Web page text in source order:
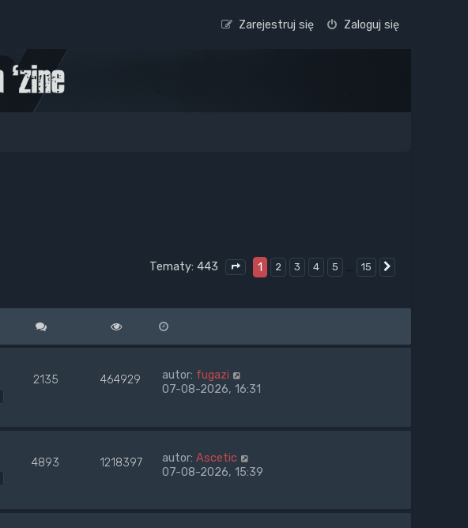
Zaloguj się
Zarejestruj się
Tematy: 443 Strona1 15
1 2 3 4 5 … 15
2135 464929 autor: fugazi
07-08-2026, 16:31
4893 1218397 autor: Ascetic
07-08-2026, 15:39